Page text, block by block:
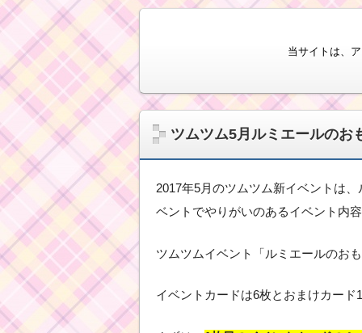
当サイトは、
ツムツム5月ルミエールのお
2017年5月のツムツム新イベントは
ベントでやりがいのあるイベント内
ツムツムイベント「ルミエールのお
イベントカードは6枚とおまけカード